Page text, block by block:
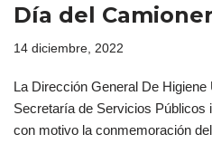
Día del
14 diciembre, 2022
La Dirección General De Higiene
Secretaría de Servicios Públicos
con motivo la conmemoración